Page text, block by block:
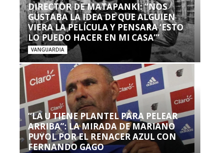
DIRECTOR DE MATAPANKI: “NOS
GUSTABA LA IDEA DE QUE ALGUIEN
VIERA LA PELÍCULA Y PENSARA ‘ESTO
LO PUEDO HACER EN MI CASA’”
VANGUARDIA
“LA U TIENE PLANTEL PARA PELEAR
ARRIBA”: LA MIRADA DE MARIANO
PUYOL POR EL RENACER AZUL CON
FERNANDO GAGO